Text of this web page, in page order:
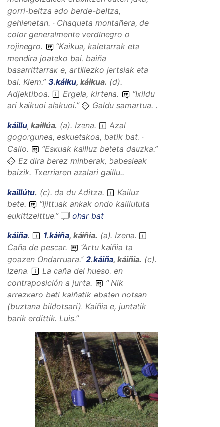
gorri-beltza edo berde-beltza,
gehienetan. · Chaqueta montañera, de
color generalmente verdinegro o
rojinegro.
“Kaikua, kaletarrak eta
mendira joateko bai, baiña
basarrittarrak e, artillezko jertsiak eta
bai. Klem.” 3.káiku, káikua. (d).
Adjektiboa. Ergela, kirtena. “Ixildu
ari kaikuoi alakuoi.”
Galdu samartua. .
káillu, kaillúa. (a). Izena.
Azal
gogorgunea, eskuetakoa, batik bat. ·
Callo.
“Eskuak kailluz beteta dauzka.”
Ez dira berez minberak, babesleak
baizik. Txerriaren azalari gaillu..
kaillútu. (c). da du Aditza.
Kailuz
bete.
“Ijittuak ankak ondo kaillututa
eukittzeittue.”
ohar bat
káiña. 1.káiña, káiñia. (a). Izena.
Caña de pescar.
“Artu kaiñia ta
goazen Ondarruara.” 2.káiña, káiñia. (c).
Izena.
La caña del hueso, en
contraposición a junta.
“Nik
arrezkero beti kaiñatik ebaten notsan
(buztana bildotsari). Kaiñia e, juntatik
barik erdittik. Luis.”